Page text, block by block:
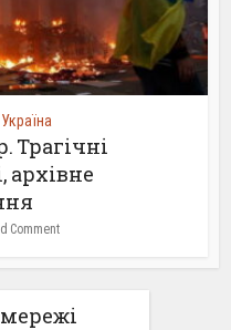
Україна
Трагічні
архівне
Comment